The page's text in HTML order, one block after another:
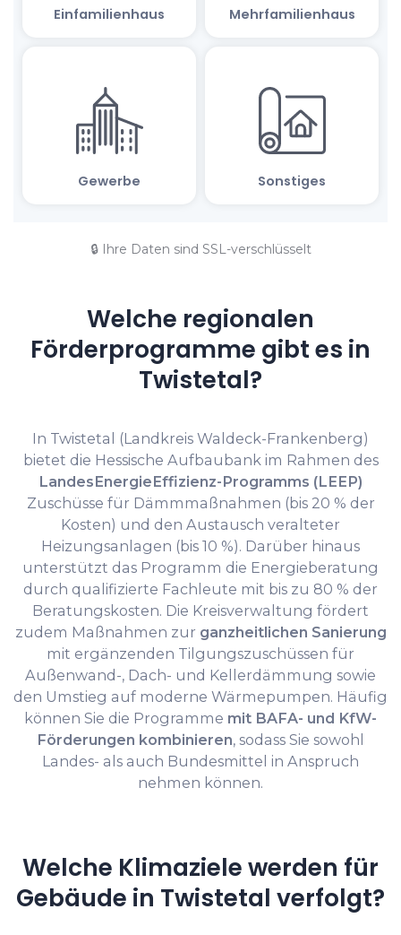
🔒 Ihre Daten sind SSL-verschlüsselt
Welche regionalen
Förderprogramme gibt es in
Twistetal?
In Twistetal (Landkreis Waldeck-Frankenberg)
bietet die Hessische Aufbaubank im Rahmen des
LandesEnergieEffizienz-Programms (LEEP)
Zuschüsse für Dämmmaßnahmen (bis 20 % der
Kosten) und den Austausch veralteter
Heizungsanlagen (bis 10 %). Darüber hinaus
unterstützt das Programm die Energieberatung
durch qualifizierte Fachleute mit bis zu 80 % der
Beratungskosten. Die Kreisverwaltung fördert
zudem Maßnahmen zur ganzheitlichen Sanierung
mit ergänzenden Tilgungszuschüssen für
Außenwand-, Dach- und Kellerdämmung sowie
den Umstieg auf moderne Wärmepumpen. Häufig
können Sie die Programme mit BAFA- und KfW-
Förderungen kombinieren, sodass Sie sowohl
Landes- als auch Bundesmittel in Anspruch
nehmen können.
Welche Klimaziele werden für
Gebäude in Twistetal verfolgt?